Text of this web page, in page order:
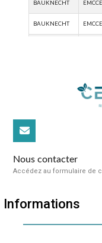
Nous contacter
Accédez au formulaire de
Informations